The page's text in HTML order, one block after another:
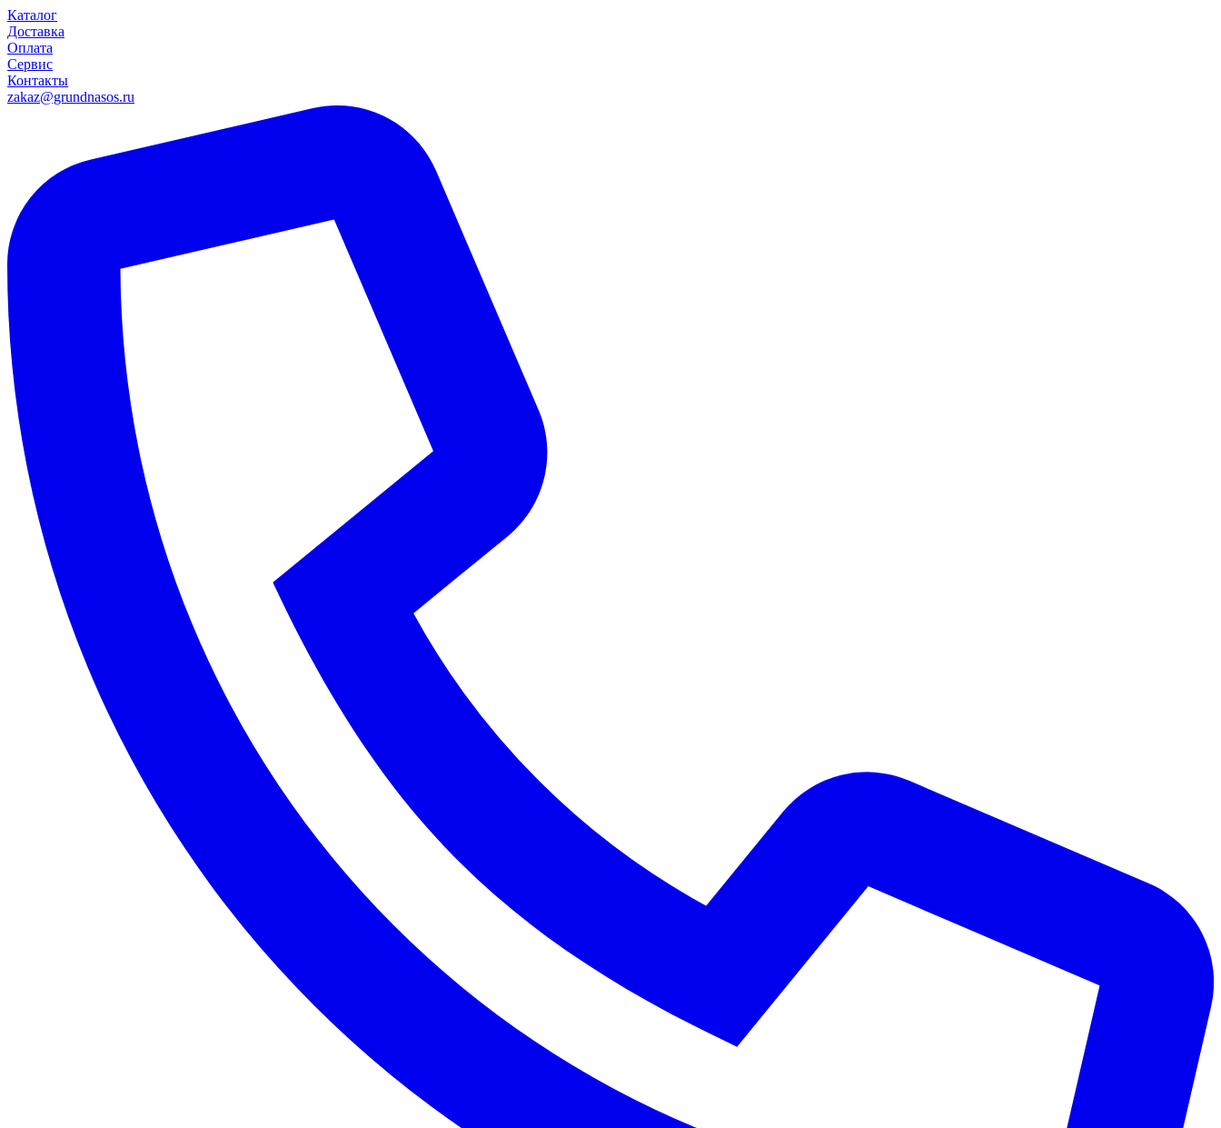
Каталог
Доставка
Оплата
Сервис
Контакты
zakaz@grundnasos.ru